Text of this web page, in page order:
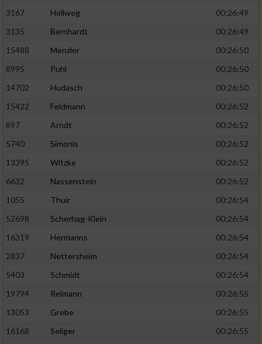
3167
Hollweg
00:26:49
3135
Bernhardt
00:26:49
15488
Menzler
00:26:50
8995
Puhl
00:26:50
14702
Hudasch
00:26:50
15422
Feldmann
00:26:52
897
Arndt
00:26:52
5740
Simonis
00:26:52
13395
Witzke
00:26:52
6632
Nassenstein
00:26:52
1055
Thuir
00:26:54
52698
Scherhag-Klein
00:26:54
16319
Hermanns
00:26:54
2837
Nettersheim
00:26:54
5403
Schmidt
00:26:54
19794
Reimann
00:26:55
13053
Grebe
00:26:55
16168
Seliger
00:26:55